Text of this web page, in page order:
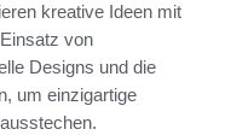
kreative Ideen mit
von
Designs und die
um einzigartige